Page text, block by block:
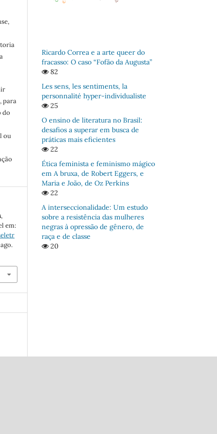
para
do
ou
,
em:
Ricardo Correa e a arte queer do
fracasso: O caso “Fofão da Augusta”
82
Les sens, les sentiments, la
personnalité hyper-individualiste
25
O ensino de literatura no Brasil:
desafios a superar em busca de
práticas mais eficientes
22
Ética feminista e feminismo mágico
em A bruxa, de Robert Eggers, e
Maria e João, de Oz Perkins
22
A interseccionalidade: Um estudo
sobre a resistência das mulheres
negras à opressão de gênero, de
raça e de classe
20